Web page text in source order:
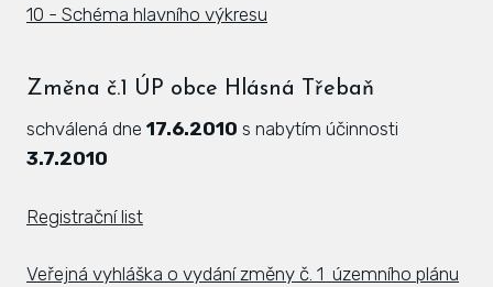
10 - Schéma hlavního výkresu
Změna č.1 ÚP obce Hlásná Třebaň
schválená dne 17.6.2010 s nabytím účinnosti
3.7.2010
Registrační list
Veřejná vyhláška o vydání změny č. 1 územního plánu